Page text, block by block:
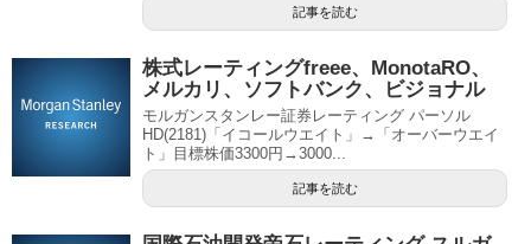
記事を読む
株式レーティングfreee、MonotaRO、
メルカリ、ソフトバンク、ビジョナル
モルガンスタンレー証券レーティング パーソル
HD(2181)「イコールウエイト」→「オーバーウエイ
ト」目標株価3300円→3000...
記事を読む